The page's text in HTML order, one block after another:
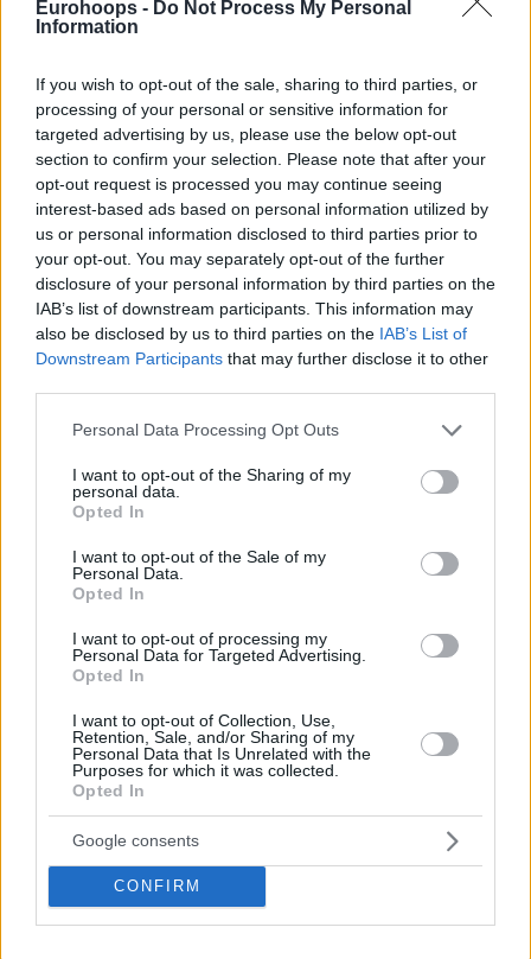
Eurohoops - Do Not Process My Personal
Information
If you wish to opt-out of the sale, sharing to third parties, or
processing of your personal or sensitive information for
targeted advertising by us, please use the below opt-out
section to confirm your selection. Please note that after your
opt-out request is processed you may continue seeing
interest-based ads based on personal information utilized by
us or personal information disclosed to third parties prior to
your opt-out. You may separately opt-out of the further
disclosure of your personal information by third parties on the
IAB’s list of downstream participants. This information may
also be disclosed by us to third parties on the IAB’s List of
Downstream Participants that may further disclose it to other
Please note that this website/app uses one or more Google
not limited to your visit or usage behaviour. You may click to
grant or deny consent to Google and its third-party tags to
use your data for below specified purposes in below Google
consent section.
Personal Data Processing Opt Outs
I want to opt-out of the Sharing of my
personal data.
Opted In
I want to opt-out of the Sale of my
Personal Data.
Opted In
I want to opt-out of processing my
Personal Data for Targeted Advertising.
Opted In
I want to opt-out of Collection, Use,
Retention, Sale, and/or Sharing of my
Personal Data that Is Unrelated with the
Purposes for which it was collected.
Opted In
Google consents
CONFIRM
Η Φενέρ εύκολα, η Εφές δύσκολα
Αναντολού Εφέςκαι ηΦενέρμπαχτσεσυνεχίζουν χέρι –
χέρι στην Τουρκία (αμφότερες με ρεκόρ 7-1, βρίσκονται
στη 2η και 3η θέση, αντίστοιχα) και επιμένουν στο κυνήγι
της αήττητης Τόφας (8-0).
Εφέςεπικράτησε της Τουρκ Τέλεκομ με σκορ 86-81 (Τα
δεκάλεπτα: 12-18, 41-41, 60-59, 86-81), με πρώτο σκόρερ
τον Οτούρου (21π.) και τους Ανσέλ (14π.) και Τόμπσον
(12π.) να ακολουθούν.